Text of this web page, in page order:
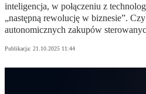
inteligencja, w połączeniu z
„następną rewolucję w biznesie”.
autonomicznych zakupów
Publikacja: 21.10.2025 11:44